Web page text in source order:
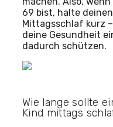
69 bist, halte deinen
Mittagsschlaf kurz
deine Gesundheit
dadurch schützen.
Wie lange sollte
Kind mittags